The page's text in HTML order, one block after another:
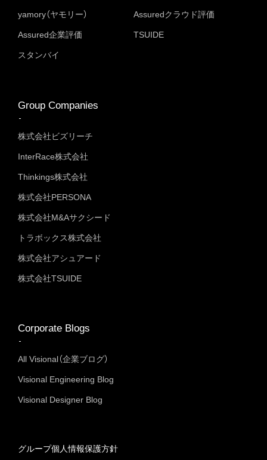
yamory（ヤモリー） Assuredクラウド評価
Assured企業評価 TSUIDE
スタンバイ
Group Companies
株式会社ビズリーチ
InterRace株式会社
Thinkings株式会社
株式会社PERSONA
株式会社M&Aサクシード
トラボックス株式会社
株式会社アシュアード
株式会社TSUIDE
Corporate Blogs
All Visional（企業ブログ）
Visional Engineering Blog
Visional Designer Blog
グループ個人情報保護方針